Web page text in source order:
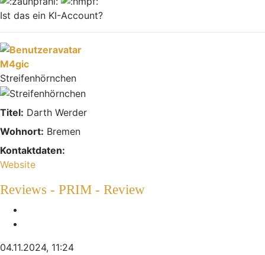
Ist das ein KI-Account?
M4gic
Streifenhörnchen
Titel: Darth Werder
Wohnort: Bremen
Kontaktdaten:
Kontaktdaten von M4gic
Website
Reviews - PRIM - Review
04.11.2024, 11:24